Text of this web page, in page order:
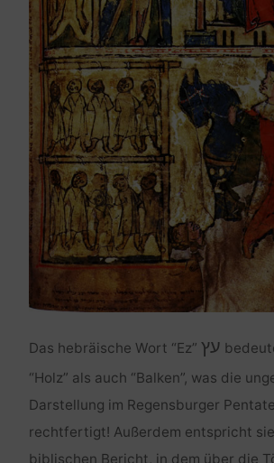
Das hebräische Wort “Ez” עץ
“Holz” als auch “Balken”, was die
Darstellung im Regensburger
rechtfertigt! Außerdem entspricht